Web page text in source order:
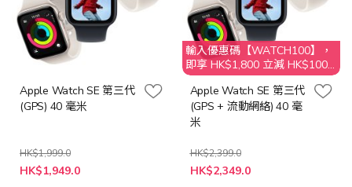
Apple Watch SE 第三代
(GPS) 40 毫米
HK$1,999.0
HK$1,949.0
輸入優惠碼【WATCH100】，
即享 HK$1,800 立減 HK$100
優惠
Apple Watch SE 第三代
(GPS + 流動網絡) 40 毫
米
HK$2,399.0
HK$2,349.0